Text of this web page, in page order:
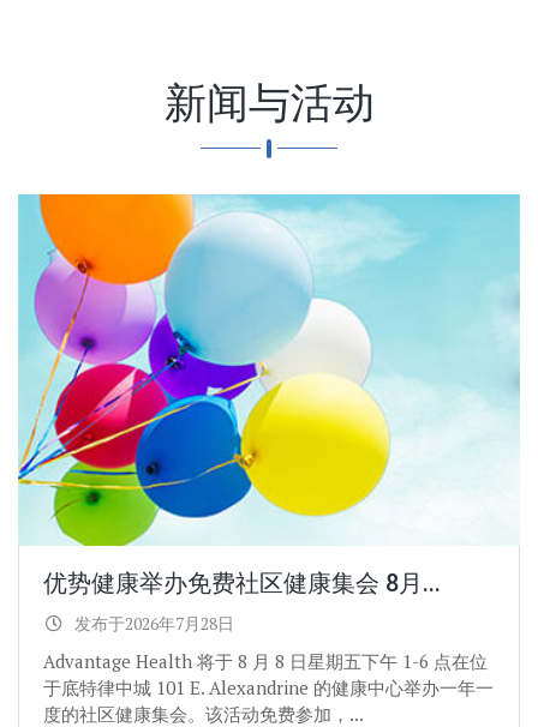
新闻与活动
优势健康举办免费社区健康集会 8月...
发布于2026年7月28日
Advantage Health 将于 8 月 8 日星期五下午 1-6 点在位
于底特律中城 101 E. Alexandrine 的健康中心举办一年一
度的社区健康集会。该活动免费参加，...